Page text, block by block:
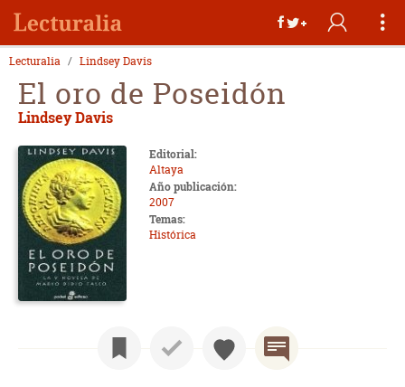
Lecturalia Lindsey Davis
El oro de Poseidón
Lindsey Davis
Editorial:
Altaya
Año publicación:
2007
Temas:
Histórica